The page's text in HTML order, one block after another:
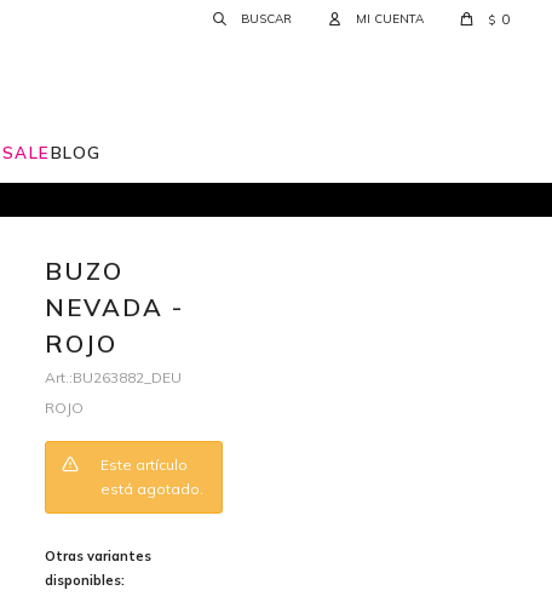
SALEBLOG
$ 0
BUZO
NEVADA -
ROJO
BU263882_DEU
ROJO
Este artículo
está agotado.
Otras variantes
disponibles: